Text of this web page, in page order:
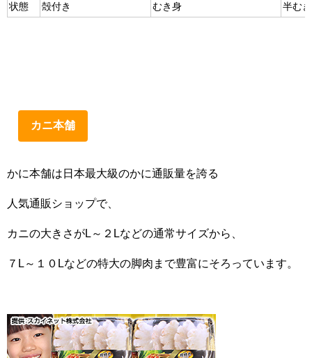
状態
殻付き むき身 半む
カニ本舗
かに本舗は日本最大級のかに通販量を誇る
人気通販ショップで、
カニの大きさがL～２Lなどの通常サイズから、
７L～１０Lなどの特大の脚肉まで豊富にそろっています。